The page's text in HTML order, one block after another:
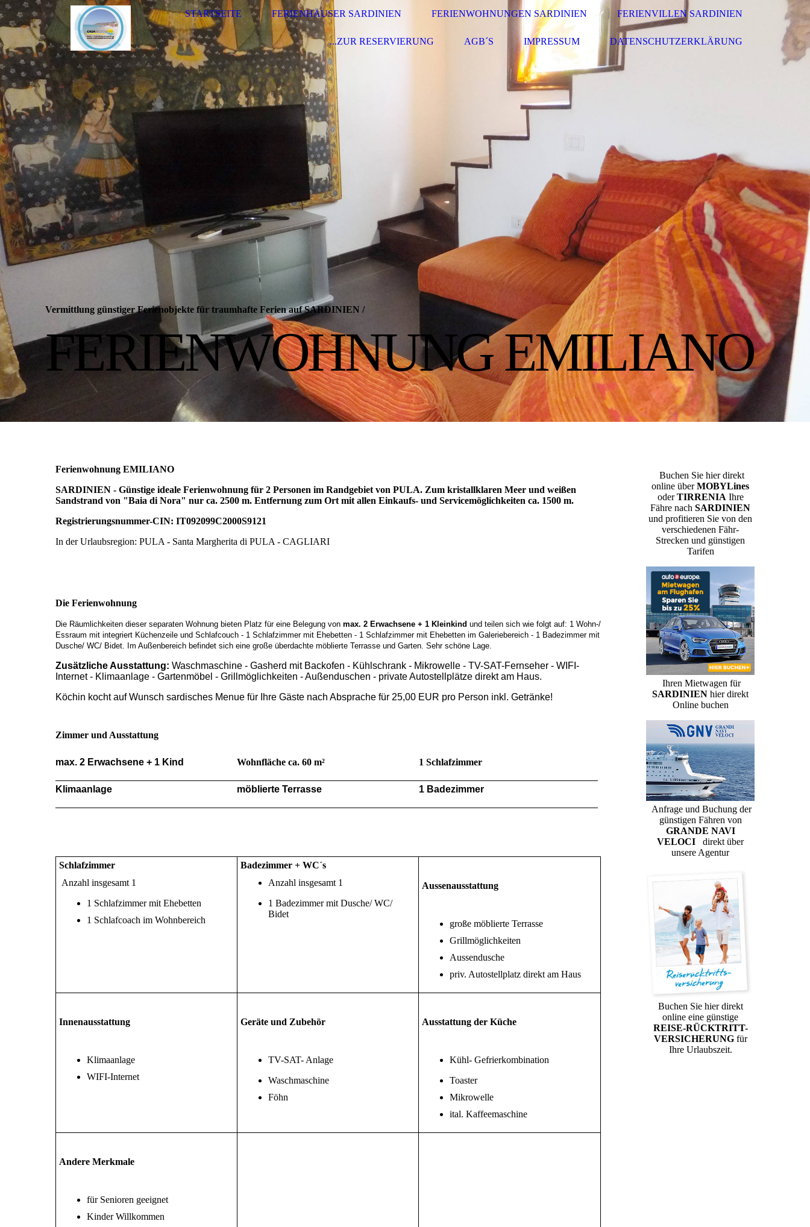
STARTSEITE FERIENHÄUSER SARDINIEN FERIENWOHNUNGEN SARDINIEN FERIENVILLEN SARDINIEN
...ZUR RESERVIERUNG AGB´S IMPRESSUM DATENSCHUTZERKLÄRUNG
Vermittlung günstiger Ferienobjekte für traumhafte Ferien auf SARDINIEN /
FERIENWOHNUNG EMILIANO
Ferienwohnung EMILIANO
SARDINIEN - Günstige ideale Ferienwohnung für 2 Personen im Randgebiet von PULA. Zum kristallklaren Meer und weißen
Sandstrand von "Baia di Nora" nur ca. 2500 m. Entfernung zum Ort mit allen Einkaufs- und Servicemöglichkeiten ca. 1500 m.
Registrierungsnummer-CIN: IT092099C2000S9121
In der Urlaubsregion: PULA - Santa Margherita di PULA - CAGLIARI
Die Ferienwohnung
Die Räumlichkeiten dieser separaten Wohnung bieten Platz für eine Belegung von max. 2 Erwachsene + 1 Kleinkind und teilen sich wie folgt auf: 1 Wohn-/
Essraum mit integriert Küchenzeile und Schlafcouch - 1 Schlafzimmer mit Ehebetten - 1 Schlafzimmer mit Ehebetten im Galeriebereich - 1 Badezimmer mit
Dusche/ WC/ Bidet. Im Außenbereich befindet sich eine große überdachte möblierte Terrasse und Garten. Sehr schöne Lage.
Zusätzliche Ausstattung: Waschmaschine - Gasherd mit Backofen - Kühlschrank - Mikrowelle - TV-SAT-Fernseher - WIFI-
Internet - Klimaanlage - Gartenmöbel - Grillmöglichkeiten - Außenduschen - private Autostellplätze direkt am Haus.
Köchin kocht auf Wunsch sardisches Menue für Ihre Gäste nach Absprache für 25,00 EUR pro Person inkl. Getränke!
Zimmer und Ausstattung
max. 2 Erwachsene + 1 Kind Wohnfläche ca. 60 m² 1 Schlafzimmer
Klimaanlage möblierte Terrasse 1 Badezimmer
Schlafzimmer
Anzahl insgesamt 1
1 Schlafzimmer mit Ehebetten
1 Schlafcoach im Wohnbereich
Badezimmer + WC´s
Anzahl insgesamt 1
1 Badezimmer mit Dusche/ WC/
Bidet
Aussenausstattung
große möblierte Terrasse
Grillmöglichkeiten
Aussendusche
priv. Autostellplatz direkt am Haus
Innenausstattung
Klimaanlage
WIFI-Internet
Geräte und Zubehör
TV-SAT- Anlage
Waschmaschine
Föhn
Ausstattung der Küche
Kühl- Gefrierkombination
Toaster
Mikrowelle
ital. Kaffeemaschine
Andere Merkmale
für Senioren geeignet
Kinder Willkommen
Buchen Sie hier direkt
online überMOBYLines
oderTIRRENIA Ihre
Fähre nach SARDINIEN
und profitieren Sie von den
verschiedenen Fähr-
Strecken und günstigen
Tarifen
Ihren Mietwagen für
SARDINIEN hier direkt
Online buchen
Anfrage und Buchung der
günstigen Fähren von
GRANDE NAVI
VELOCI direkt über
unsere Agentur
Buchen Sie hier direkt
online eine günstige
REISE-RÜCKTRITT-
VERSICHERUNGfür
Ihre Urlaubszeit.